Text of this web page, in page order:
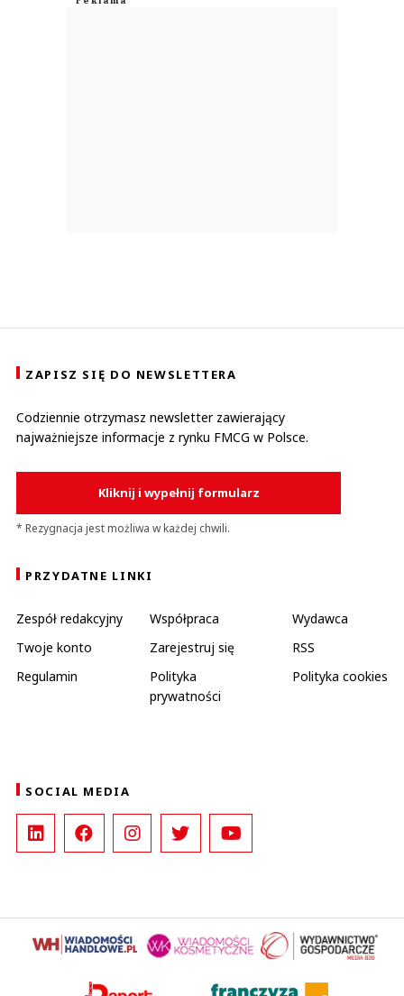
ZAPISZ SIĘ DO NEWSLETTERA
Codziennie otrzymasz newsletter zawierający
najważniejsze informacje z rynku FMCG w Polsce.
Kliknij i wypełnij formularz
* Rezygnacja jest możliwa w każdej chwili.
PRZYDATNE LINKI
Zespół redakcyjny Współpraca
Wydawca
Twoje konto
Zarejestruj się
RSS
Regulamin
Polityka
prywatności
Polityka cookies
SOCIAL MEDIA